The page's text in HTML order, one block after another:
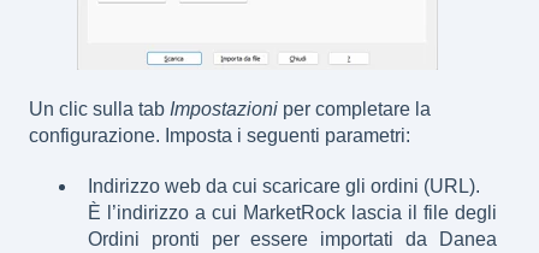
Un clic sulla tab Impostazioni per completare la
configurazione. Imposta i seguenti parametri:
Indirizzo web da cui scaricare gli ordini (URL).
È l’indirizzo a cui MarketRock lascia il file degli
Ordini pronti per essere importati da
Danea